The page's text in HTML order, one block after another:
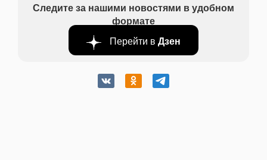
Следите за нашими новостями в удобном
формате
Перейти в Дзен